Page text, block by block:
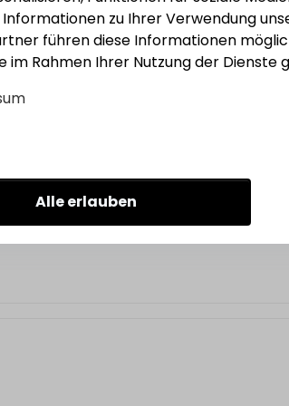
zu Ihrer Verwendung
führen diese Informationen
Rahmen Ihrer Nutzung der Dienste
Alle erlauben